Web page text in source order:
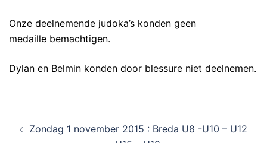
Onze deelnemende judoka’s konden geen
medaille bemachtigen.
Dylan en Belmin konden door blessure niet deelnemen.
Zondag 1 november 2015 : Breda U8 -U10 – U12